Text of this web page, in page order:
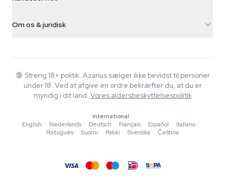
+31(0)204897914
Smokeshop
Returpolitik
FAQ
Privatlivspolitik
Om os & juridisk
Wiki
Blog
Musik
Redaktionelle standarder
Værktøjer & Beregnere
🔞 Streng 18+ politik. Azarius sælger ikke bevidst til personer
under 18. Ved at afgive en ordre bekræfter du, at du er
myndig i dit land. Vores aldersbeskyttelsespolitik
International
English
·Nederlands ·Deutsch ·Français ·Español ·Italiano
·
Português
·Suomi ·Polski ·Svenska ·Čeština